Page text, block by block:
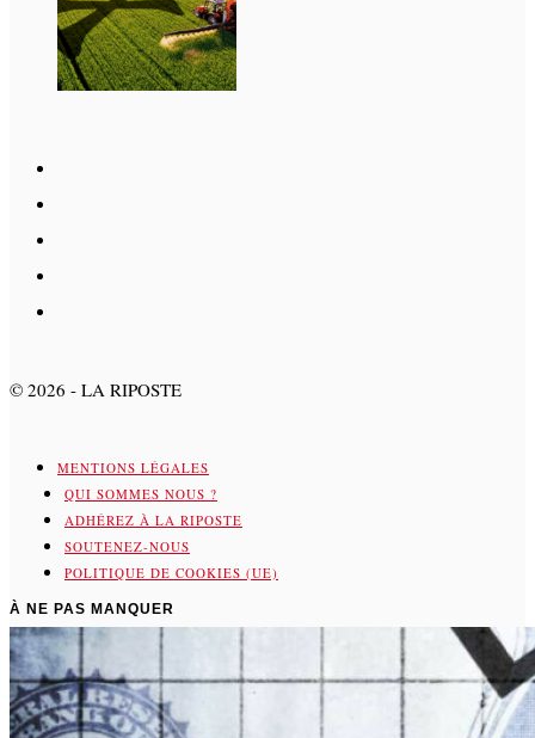
© 2026 - LA RIPOSTE
MENTIONS LÉGALES
QUI SOMMES NOUS ?
ADHÉREZ À LA RIPOSTE
SOUTENEZ-NOUS
POLITIQUE DE COOKIES (UE)
À NE PAS MANQUER